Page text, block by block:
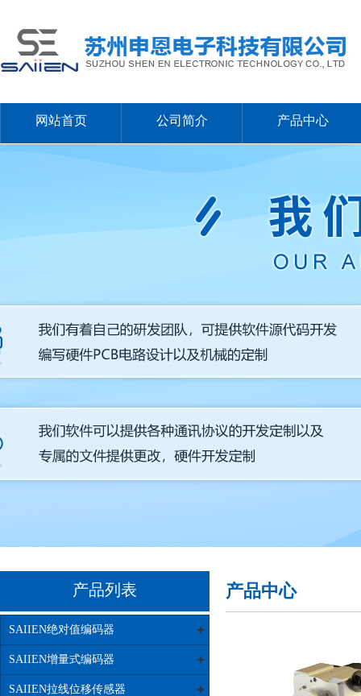
网站首页 公司简介 产品中心
产品列表
SAIIEN绝对值编码器
SAIIEN增量式编码器
SAIIEN拉线位移传感器
产品中心